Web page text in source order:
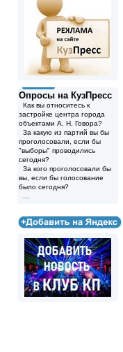
Опросы на КузПресс
Как вы относитесь к
застройке центра города
объектами А. Н. Говора?
За какую из партий вы бы
проголосовали, если бы
"выборы" проводились
сегодня?
За кого проголосовали бы
вы, если бы голосование
было сегодня?